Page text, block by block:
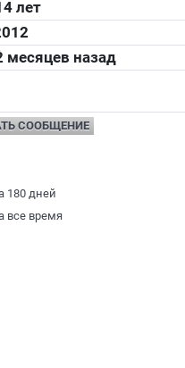
лет
месяцев назад
СООБЩЕНИЕ
180 дней
все время